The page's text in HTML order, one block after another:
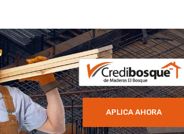
APLICA AHORA